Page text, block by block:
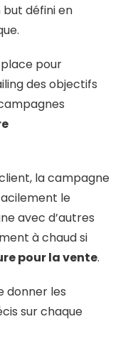
défini en
pour
des objectifs
la campagne
le
avec d’autres
à chaud si
pour la vente.
donner les
sur chaque